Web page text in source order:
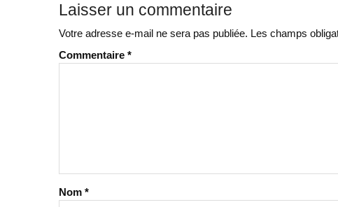
Laisser un commentaire
Votre adresse e-mail ne sera pas publiée. Les champs
Commentaire*
Nom*